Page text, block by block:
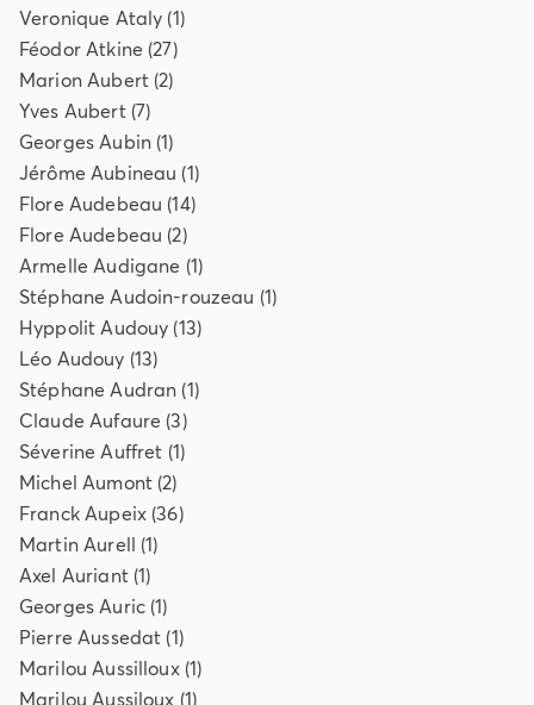
Veronique Ataly (1)
Féodor Atkine (27)
Marion Aubert(2)
Yves Aubert(7)
Georges Aubin(1)
Jérôme Aubineau (1)
Flore Audebeau (14)
Flore Audebeau (2)
Armelle Audigane (1)
Stéphane Audoin-rouzeau (1)
Hyppolit Audouy (13)
Léo Audouy (13)
Stéphane Audran (1)
Claude Aufaure (3)
Séverine Auffret (1)
Michel Aumont(2)
Franck Aupeix(36)
Martin Aurell (1)
Axel Auriant(1)
Georges Auric(1)
Pierre Aussedat (1)
Marilou Aussilloux(1)
Marilou Aussiloux (1)